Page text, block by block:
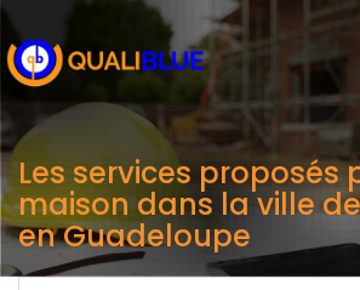
Les services proposés
maison dans la ville
en Guadeloupe